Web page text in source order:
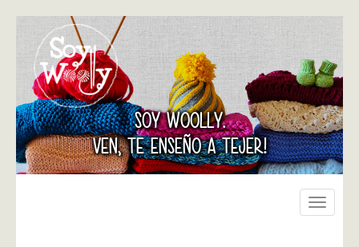
SOY WOOLLY.
VEN, TE ENSEÑO A TEJER!
Toggle